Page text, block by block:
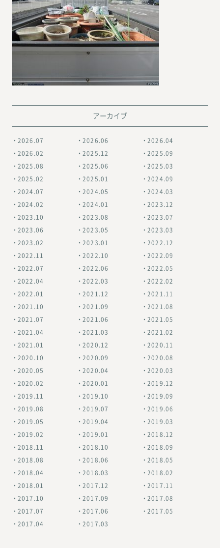
アーカイブ
2026.07 2026.06 2026.04
2026.02 2025.12 2025.09
2025.08 2025.06 2025.03
2025.02 2025.01 2024.09
2024.07 2024.05 2024.03
2024.02 2024.01 2023.12
2023.10 2023.08 2023.07
2023.06 2023.05 2023.03
2023.02 2023.01 2022.12
2022.11 2022.10 2022.09
2022.07 2022.06 2022.05
2022.04 2022.03 2022.02
2022.01 2021.12 2021.11
2021.10 2021.09 2021.08
2021.07 2021.06 2021.05
2021.04 2021.03 2021.02
2021.01 2020.12 2020.11
2020.10 2020.09 2020.08
2020.05 2020.04 2020.03
2020.02 2020.01 2019.12
2019.11 2019.10 2019.09
2019.08 2019.07 2019.06
2019.05 2019.04 2019.03
2019.02 2019.01 2018.12
2018.11 2018.10 2018.09
2018.08 2018.06 2018.05
2018.04 2018.03 2018.02
2018.01 2017.12 2017.11
2017.10 2017.09 2017.08
2017.07 2017.06 2017.05
2017.04 2017.03